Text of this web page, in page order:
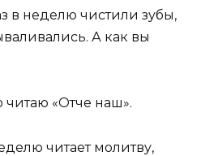
в неделю чистили зубы,
А как вы
«Отче наш».
читает молитву,